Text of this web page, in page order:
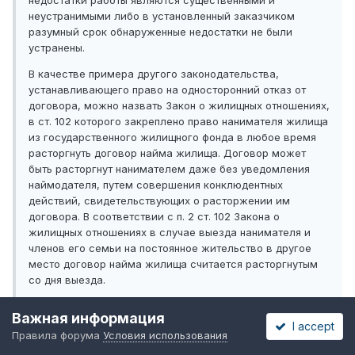
неустранимыми либо в установленный заказчиком
разумный срок обнаруженные недостатки не были
устранены.
В качестве примера другого законодательства,
устанавливающего право на односторонний отказ от
договора, можно назвать Закон о жилищных отношениях,
в ст. 102 которого закреплено право нанимателя жилища
из государственного жилищного фонда в любое время
расторгнуть договор найма жилища. Договор может
быть расторгнут нанимателем даже без уведомления
наймодателя, путем совершения конклюдентных
действий, свидетельствующих о расторжении им
договора. В соответствии с п. 2 ст. 102 Закона о
жилищных отношениях в случае выезда нанимателя и
членов его семьи на постоянное жительство в другое
место договор найма жилища считается расторгнутым
со дня выезда.
прекращение. Однако неясно было, каков механизм
расторжения договора в случаях, когда договор
Важная информация
Правила форума Условия использования
I accept